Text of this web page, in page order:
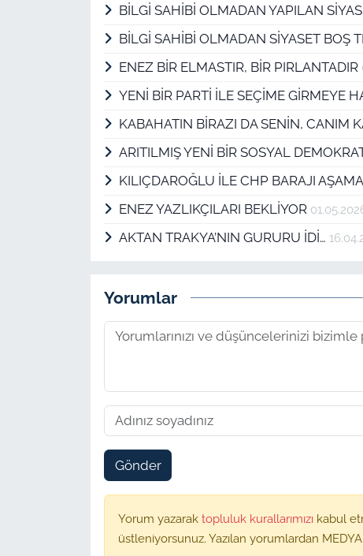
BİLGİ SAHİBİ OLMADAN YAPILAN
BİLGİ SAHİBİ OLMADAN SİYASET BOŞ
ENEZ BİR ELMASTIR, BİR PIRLANTADIR
YENİ BİR PARTİ İLE SEÇİME GİRMEYE
KABAHATIN BİRAZI DA SENİN, CANIM
ARITILMIŞ YENİ BİR SOSYAL
KILIÇDAROĞLU İLE CHP BARAJI
ENEZ YAZLIKÇILARI BEKLİYOR
AKTAN TRAKYA’NIN GURURU İDİ…
Yorumlar
Gönder
Yorum yazarak topluluk kurallarımızı kabul
üstleniyorsunuz. Yazılan yorumlardan